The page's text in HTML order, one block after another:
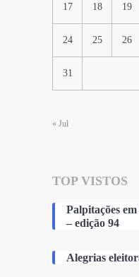
17 18 19
24 25 26
31
« Jul
TOP VISTOS
Palpitações
– edição 94
Alegrias